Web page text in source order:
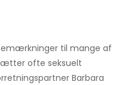
til mange af
ofte seksuelt
Barbara